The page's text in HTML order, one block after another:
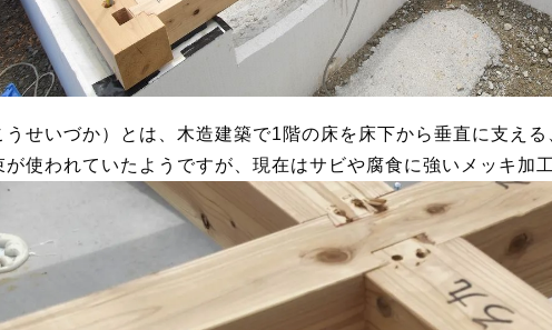
せいづか）とは、木造建築で1階の床を床下から垂直に支える
が使われていたようですが、現在はサビや腐食に強いメッキ加